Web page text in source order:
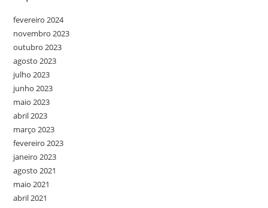
fevereiro 2024
novembro 2023
outubro 2023
agosto 2023
julho 2023
junho 2023
maio 2023
abril 2023
março 2023
fevereiro 2023
janeiro 2023
agosto 2021
maio 2021
abril 2021